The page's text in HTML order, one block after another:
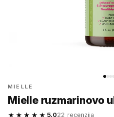
MIELLE
Mielle ruzmarinovo
★★★★★ 5.022 recenzija